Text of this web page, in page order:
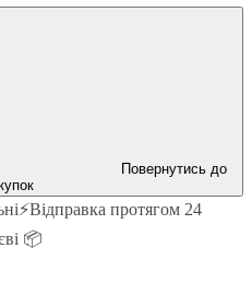
Повернутись до
протягом 24
📦